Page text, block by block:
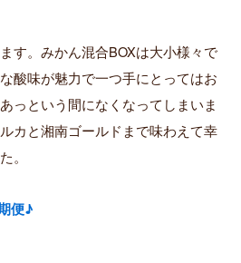
す。みかん混合BOXは大小様々で
酸味が魅力で一つ手にとってはお
っという間になくなってしまいま
カと湘南ゴールドまで味わえて幸
。
便♪